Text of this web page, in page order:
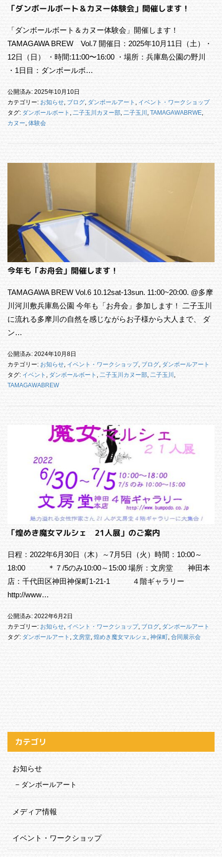
「ダンボールボート＆カヌー体験会」開催します！
「ダンボールボート＆カヌー体験会」開催します！
TAMAGAWA BREW Vol.7 開催日：2025年10月11日（土）・
12日（日） ・時間:11:00〜16:00 ・場所：兵庫島公園の野川
・1日目：ダンボールボ…
公開済み: 2025年10月10日
カテゴリー: お知らせ, ブログ, ダンボールアート , イベント・ワークショップ
タグ: ダンボールボート , 二子玉川カヌー部, 二子玉川 , TAMAGAWABRWE,
カヌー, 体験会
今年も「お舟会」開催します！
TAMAGAWA BREW Vol.6 10.12sat-13sun. 11:00~20:00. @多摩
川河川敷兵庫島公園 今年も「お舟会」参加します！ 二子玉川
に流れる多摩川の自然を感じながらお子様から大人まで、 ダ
ン…
公開済み: 2024年10月8日
カテゴリー: お知らせ, イベント・ワークショップ, ブログ, ダンボールアート
タグ: イベント , ダンボールボート , 二子玉川カヌー部, 二子玉川 ,
TAMAGAWABREW
「煌めき魔女マルシェ 21人展」のご案内
日程：2022年6月30日（木）～7月5日（火）時間：10:00～
18:00 ＊７/5のみ10:00～15:00 場所：文房堂 神田本
店：千代田区神田神保町1-21-1 ４階ギャラリー
http://www…
公開済み: 2022年6月2日
カテゴリー: お知らせ, イベント・ワークショップ, ブログ, ダンボールアート
タグ: ダンボールアート , 文房堂, 煌めき魔女マルシェ, 神保町, 合同展示会
カテゴリ
お知らせ
ダンボールアート
メディア情報
イベント・ワークショップ